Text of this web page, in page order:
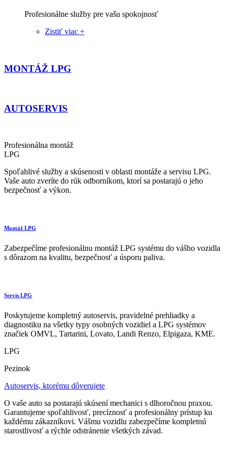
Profesionálne služby pre vašu spokojnosť
Zistiť viac +
MONTÁŽ LPG
AUTOSERVIS
Profesionálna montáž
LPG
Spoľahlivé služby a skúsenosti v oblasti montáže a servisu LPG.
Vaše auto zveríte do rúk odborníkom, ktorí sa postarajú o jeho
bezpečnosť a výkon.
Montáž LPG
Zabezpečíme profesionálnu montáž LPG systému do vášho vozidla
s dôrazom na kvalitu, bezpečnosť a úsporu paliva.
Servis LPG
Poskytujeme kompletný autoservis, pravidelné prehliadky a
diagnostiku na všetky typy osobných vozidiel a LPG systémov
značiek OMVL, Tartarini, Lovato, Landi Renzo, Elpigaza, KME.
LPG
Pezinok
Autoservis, ktorému dôverujete
O vaše auto sa postarajú skúsení mechanici s dlhoročnou praxou.
Garantujeme spoľahlivosť, precíznosť a profesionálny prístup ku
každému zákazníkovi. Vášmu vozidlu zabezpečíme kompletnú
starostlivosť a rýchle odstránenie všetkých závad.